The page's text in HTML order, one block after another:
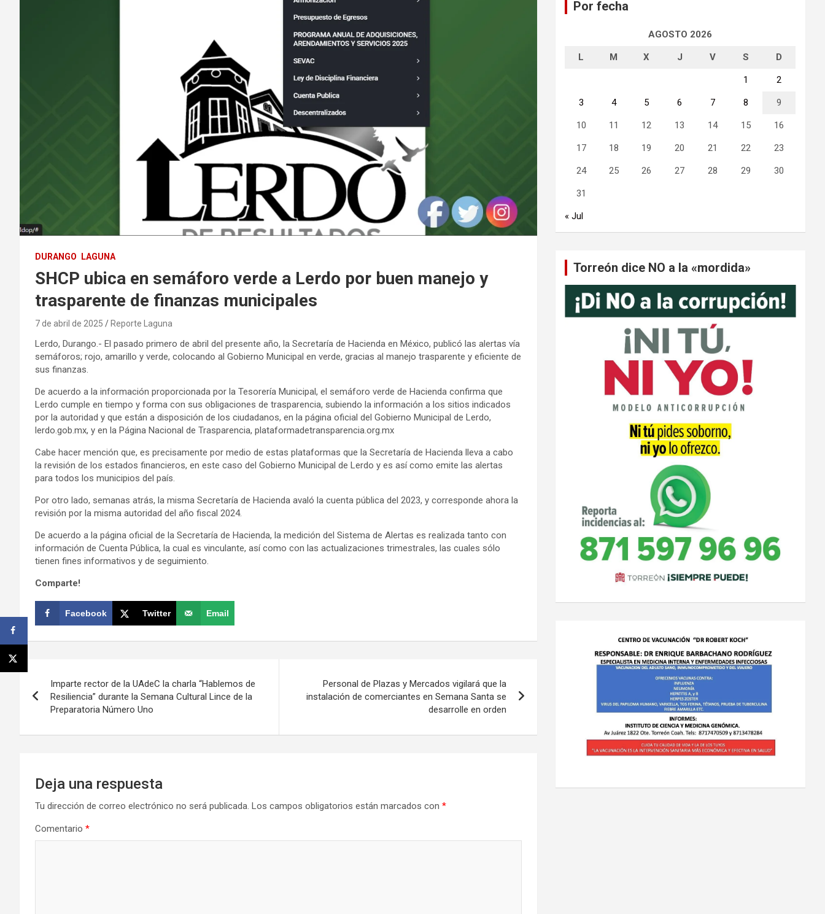
DURANGO LAGUNA
SHCP ubica en semáforo verde a Lerdo por buen manejo y
trasparente de finanzas municipales
7 de abril de 2025 Reporte Laguna
Lerdo, Durango.- El pasado primero de abril del presente año, la Secretaría de Hacienda en México, publicó las alertas vía
semáforos; rojo, amarillo y verde, colocando al Gobierno Municipal en verde, gracias al manejo trasparente y eficiente de
sus finanzas.
De acuerdo a la información proporcionada por la Tesorería Municipal, el semáforo verde de Hacienda confirma que
Lerdo cumple en tiempo y forma con sus obligaciones de trasparencia, subiendo la información a los sitios indicados
por la autoridad y que están a disposición de los ciudadanos, en la página oficial del Gobierno Municipal de Lerdo,
lerdo.gob.mx, y en la Página Nacional de Trasparencia, plataformadetransparencia.org.mx
Cabe hacer mención que, es precisamente por medio de estas plataformas que la Secretaría de Hacienda lleva a cabo
la revisión de los estados financieros, en este caso del Gobierno Municipal de Lerdo y es así como emite las alertas
para todos los municipios del país.
Por otro lado, semanas atrás, la misma Secretaría de Hacienda avaló la cuenta pública del 2023, y corresponde ahora la
revisión por la misma autoridad del año fiscal 2024.
De acuerdo a la página oficial de la Secretaría de Hacienda, la medición del Sistema de Alertas es realizada tanto con
información de Cuenta Pública, la cual es vinculante, así como con las actualizaciones trimestrales, las cuales sólo
tienen fines informativos y de seguimiento.
Comparte!
Facebook Twitter Email
Navegación
de
entradas
Imparte rector de la UAdeC la charla “Hablemos de
Resiliencia” durante la Semana Cultural Lince de la
Preparatoria Número Uno
Personal de Plazas y Mercados vigilará que la
instalación de comerciantes en Semana Santa se
desarrolle en orden
Deja una respuesta
Tu dirección de correo electrónico no será publicada. Los campos obligatorios están marcados con *
Comentario *
Por fecha
AGOSTO 2026
L M X J V S D
1 2
3 4 5 6 7 8 9
10 11 12 13 14 15 16
17 18 19 20 21 22 23
24 25 26 27 28 29 30
31
« Jul
Torreón dice NO a la «mordida»